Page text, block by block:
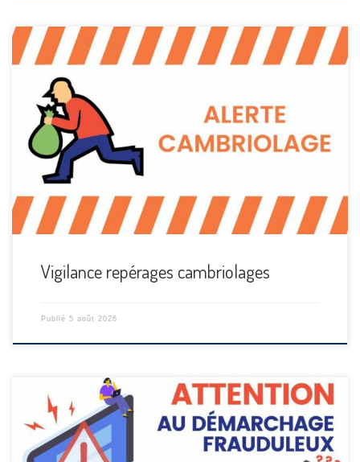
[…]
Vigilance repérages cambriolages
Publié 5 août 2026